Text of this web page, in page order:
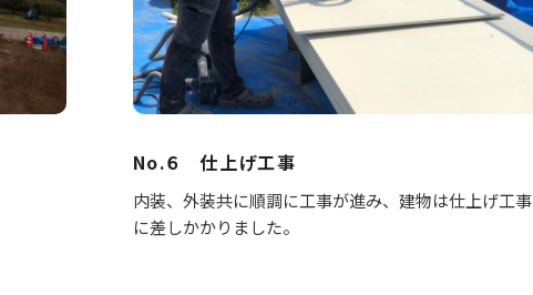
No.６ 仕上げ工事
内装、外装共に順調に工事が進み、建物は仕上げ工事
に差しかかりました。